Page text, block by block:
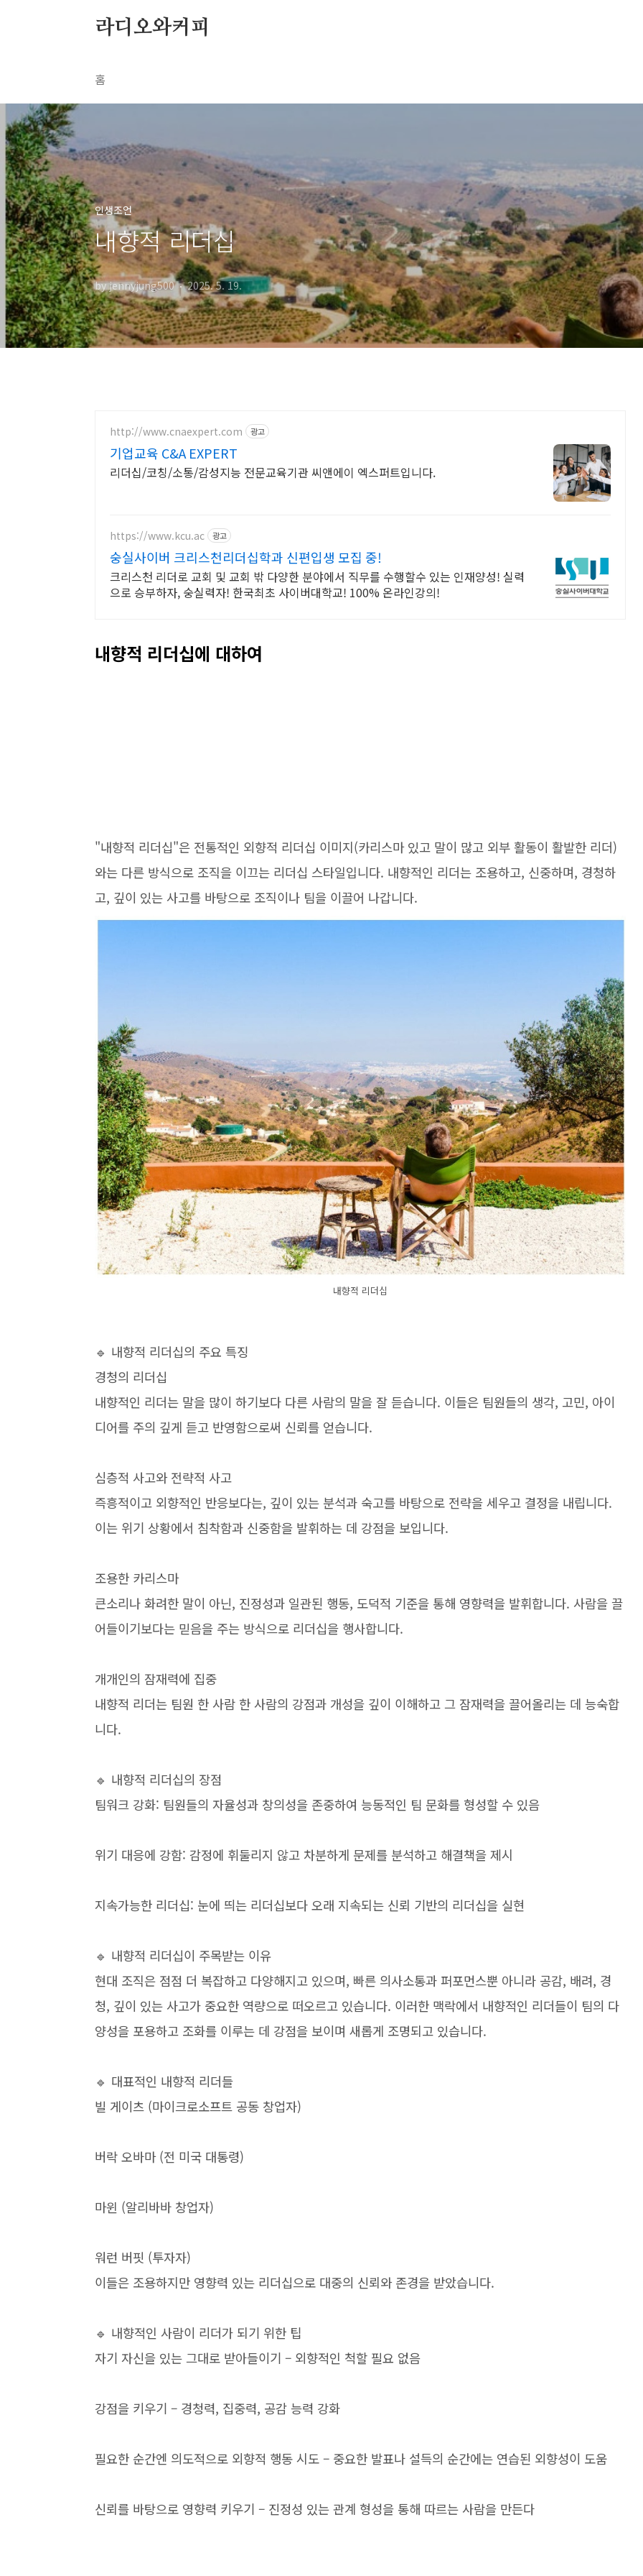
라디오와커피
홈
인생조언
내향적 리더십
by jennyjung500 2025. 5. 19.
http://www.cnaexpert.com 광고
기업교육 C&A EXPERT
리더십/코칭/소통/감성지능 전문교육기관 씨앤에이 엑스퍼트입니다.
https://www.kcu.ac 광고
숭실사이버 크리스천리더십학과 신편입생 모집 중!
크리스천 리더로 교회 및 교회 밖 다양한 분야에서 직무를 수행할수 있는 인재양성! 실력
으로 승부하자, 숭실력자! 한국최초 사이버대학교! 100% 온라인강의!
내향적 리더십에 대하여
"내향적 리더십"은 전통적인 외향적 리더십 이미지(카리스마 있고 말이 많고 외부 활동이 활발한 리더)
와는 다른 방식으로 조직을 이끄는 리더십 스타일입니다. 내향적인 리더는 조용하고, 신중하며, 경청하
고, 깊이 있는 사고를 바탕으로 조직이나 팀을 이끌어 나갑니다.
내향적 리더십
🔹 내향적 리더십의 주요 특징
경청의 리더십
내향적인 리더는 말을 많이 하기보다 다른 사람의 말을 잘 듣습니다. 이들은 팀원들의 생각, 고민, 아이
디어를 주의 깊게 듣고 반영함으로써 신뢰를 얻습니다.
심층적 사고와 전략적 사고
즉흥적이고 외향적인 반응보다는, 깊이 있는 분석과 숙고를 바탕으로 전략을 세우고 결정을 내립니다.
이는 위기 상황에서 침착함과 신중함을 발휘하는 데 강점을 보입니다.
조용한 카리스마
큰소리나 화려한 말이 아닌, 진정성과 일관된 행동, 도덕적 기준을 통해 영향력을 발휘합니다. 사람을 끌
어들이기보다는 믿음을 주는 방식으로 리더십을 행사합니다.
개개인의 잠재력에 집중
내향적 리더는 팀원 한 사람 한 사람의 강점과 개성을 깊이 이해하고 그 잠재력을 끌어올리는 데 능숙합
니다.
🔹 내향적 리더십의 장점
팀워크 강화: 팀원들의 자율성과 창의성을 존중하여 능동적인 팀 문화를 형성할 수 있음
위기 대응에 강함: 감정에 휘둘리지 않고 차분하게 문제를 분석하고 해결책을 제시
지속가능한 리더십: 눈에 띄는 리더십보다 오래 지속되는 신뢰 기반의 리더십을 실현
🔹 내향적 리더십이 주목받는 이유
현대 조직은 점점 더 복잡하고 다양해지고 있으며, 빠른 의사소통과 퍼포먼스뿐 아니라 공감, 배려, 경
청, 깊이 있는 사고가 중요한 역량으로 떠오르고 있습니다. 이러한 맥락에서 내향적인 리더들이 팀의 다
양성을 포용하고 조화를 이루는 데 강점을 보이며 새롭게 조명되고 있습니다.
🔹 대표적인 내향적 리더들
빌 게이츠 (마이크로소프트 공동 창업자)
버락 오바마 (전 미국 대통령)
마윈 (알리바바 창업자)
워런 버핏 (투자자)
이들은 조용하지만 영향력 있는 리더십으로 대중의 신뢰와 존경을 받았습니다.
🔹 내향적인 사람이 리더가 되기 위한 팁
자기 자신을 있는 그대로 받아들이기 – 외향적인 척할 필요 없음
강점을 키우기 – 경청력, 집중력, 공감 능력 강화
필요한 순간엔 의도적으로 외향적 행동 시도 – 중요한 발표나 설득의 순간에는 연습된 외향성이 도움
신뢰를 바탕으로 영향력 키우기 – 진정성 있는 관계 형성을 통해 따르는 사람을 만든다